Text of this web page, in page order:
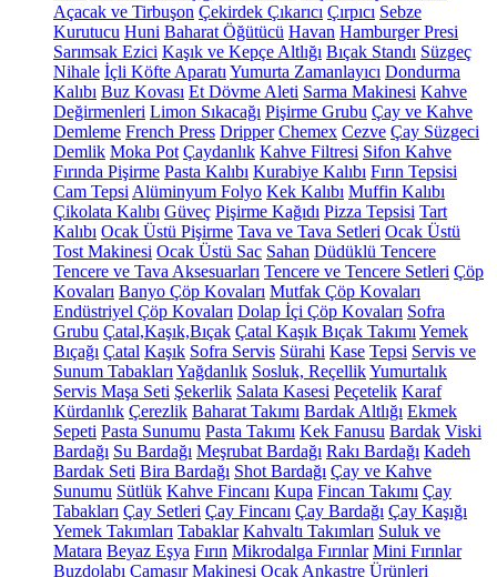
Açacak ve Tirbuşon Çekirdek Çıkarıcı Çırpıcı Sebze
Kurutucu Huni Baharat Öğütücü Havan Hamburger Presi
Sarımsak Ezici Kaşık ve Kepçe Altlığı Bıçak Standı Süzgeç
Nihale İçli Köfte Aparatı Yumurta Zamanlayıcı Dondurma
Kalıbı Buz Kovası Et Dövme Aleti Sarma Makinesi Kahve
Değirmenleri Limon Sıkacağı Pişirme Grubu Çay ve Kahve
Demleme French Press Dripper Chemex Cezve Çay Süzgeci
Demlik Moka Pot Çaydanlık Kahve Filtresi Sifon Kahve
Fırında Pişirme Pasta Kalıbı Kurabiye Kalıbı Fırın Tepsisi
Cam Tepsi Alüminyum Folyo Kek Kalıbı Muffin Kalıbı
Çikolata Kalıbı Güveç Pişirme Kağıdı Pizza Tepsisi Tart
Kalıbı Ocak Üstü Pişirme Tava ve Tava Setleri Ocak Üstü
Tost Makinesi Ocak Üstü Sac Sahan Düdüklü Tencere
Tencere ve Tava Aksesuarları Tencere ve Tencere Setleri Çöp
Kovaları Banyo Çöp Kovaları Mutfak Çöp Kovaları
Endüstriyel Çöp Kovaları Dolap İçi Çöp Kovaları Sofra
Grubu Çatal,Kaşık,Bıçak Çatal Kaşık Bıçak Takımı Yemek
Bıçağı Çatal Kaşık Sofra Servis Sürahi Kase Tepsi Servis ve
Sunum Tabakları Yağdanlık Sosluk, ReçellikYumurtalık
Servis Maşa Seti Şekerlik Salata Kasesi Peçetelik Karaf
Kürdanlık Çerezlik Baharat Takımı Bardak Altlığı Ekmek
Sepeti Pasta Sunumu Pasta Takımı Kek Fanusu Bardak Viski
Bardağı Su Bardağı Meşrubat Bardağı Rakı Bardağı Kadeh
Bardak Seti Bira Bardağı Shot Bardağı Çay ve Kahve
Sunumu Sütlük Kahve Fincanı Kupa Fincan Takımı Çay
Tabakları Çay Setleri Çay Fincanı Çay Bardağı Çay Kaşığı
Yemek Takımları Tabaklar Kahvaltı Takımları Suluk ve
Matara Beyaz Eşya Fırın Mikrodalga Fırınlar Mini Fırınlar
Buzdolabı Çamaşır Makinesi Ocak Ankastre Ürünleri